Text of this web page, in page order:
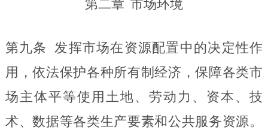
第二章 市场环境
第九条
发挥市场在资源配置中的决定性作
用，依法保护各种所有制经济，保障各类市
场主体平等使用土地、劳动力、资本、技
术、数据等各类生产要素和公共服务资源。